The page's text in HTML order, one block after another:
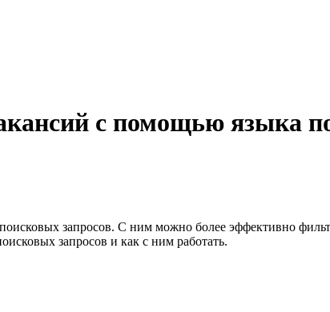
с помощью языка
запросов. С ним можно более эффективно
запросов и как с ним работать.